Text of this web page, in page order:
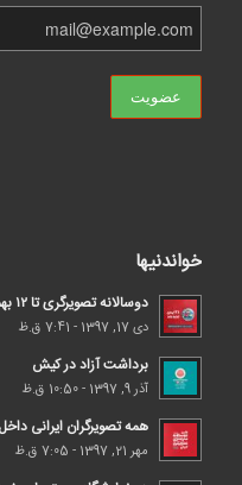
خواندنیها
دوسالانه تصویرگری تا ۱۲ بهمن تمدید شد
دی 17, 1397 - 7:41 ق.ظ
برداشت آزاد در کیش
آذر 9, 1397 - 10:50 ق.ظ
همه تصویرگران ایرانی
مهر 21, 1397 - 7:05 ق.ظ